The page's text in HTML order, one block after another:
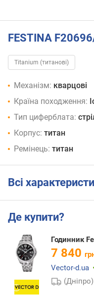
FESTINA
Titanium (титанові)
Механізм: кварцові
Країна походження:
Тип циферблата:
Корпус: титан
Ремінець: титан
Всі
Де купити?
Годинник
7 840
Vector-d.ua
(Дніпро)